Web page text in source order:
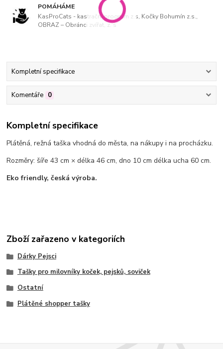
POMÁHÁME
KasProCats - kastrační program z.s, Kočky Bohumín z.s.,
OBRAZ – Obránci zvířat, z. s
Kompletní specifikace
Komentáře 0
Kompletní specifikace
Plátěná, režná taška vhodná do města, na nákupy i na procházku.
Rozměry: šíře 43 cm × délka 46 cm, dno 10 cm délka ucha 60 cm.
Eko friendly, česká výroba.
Zboží zařazeno v kategoriích
Dárky Pejsci
Tašky pro milovníky koček, pejsků, soviček
Ostatní
Plátěné shopper tašky